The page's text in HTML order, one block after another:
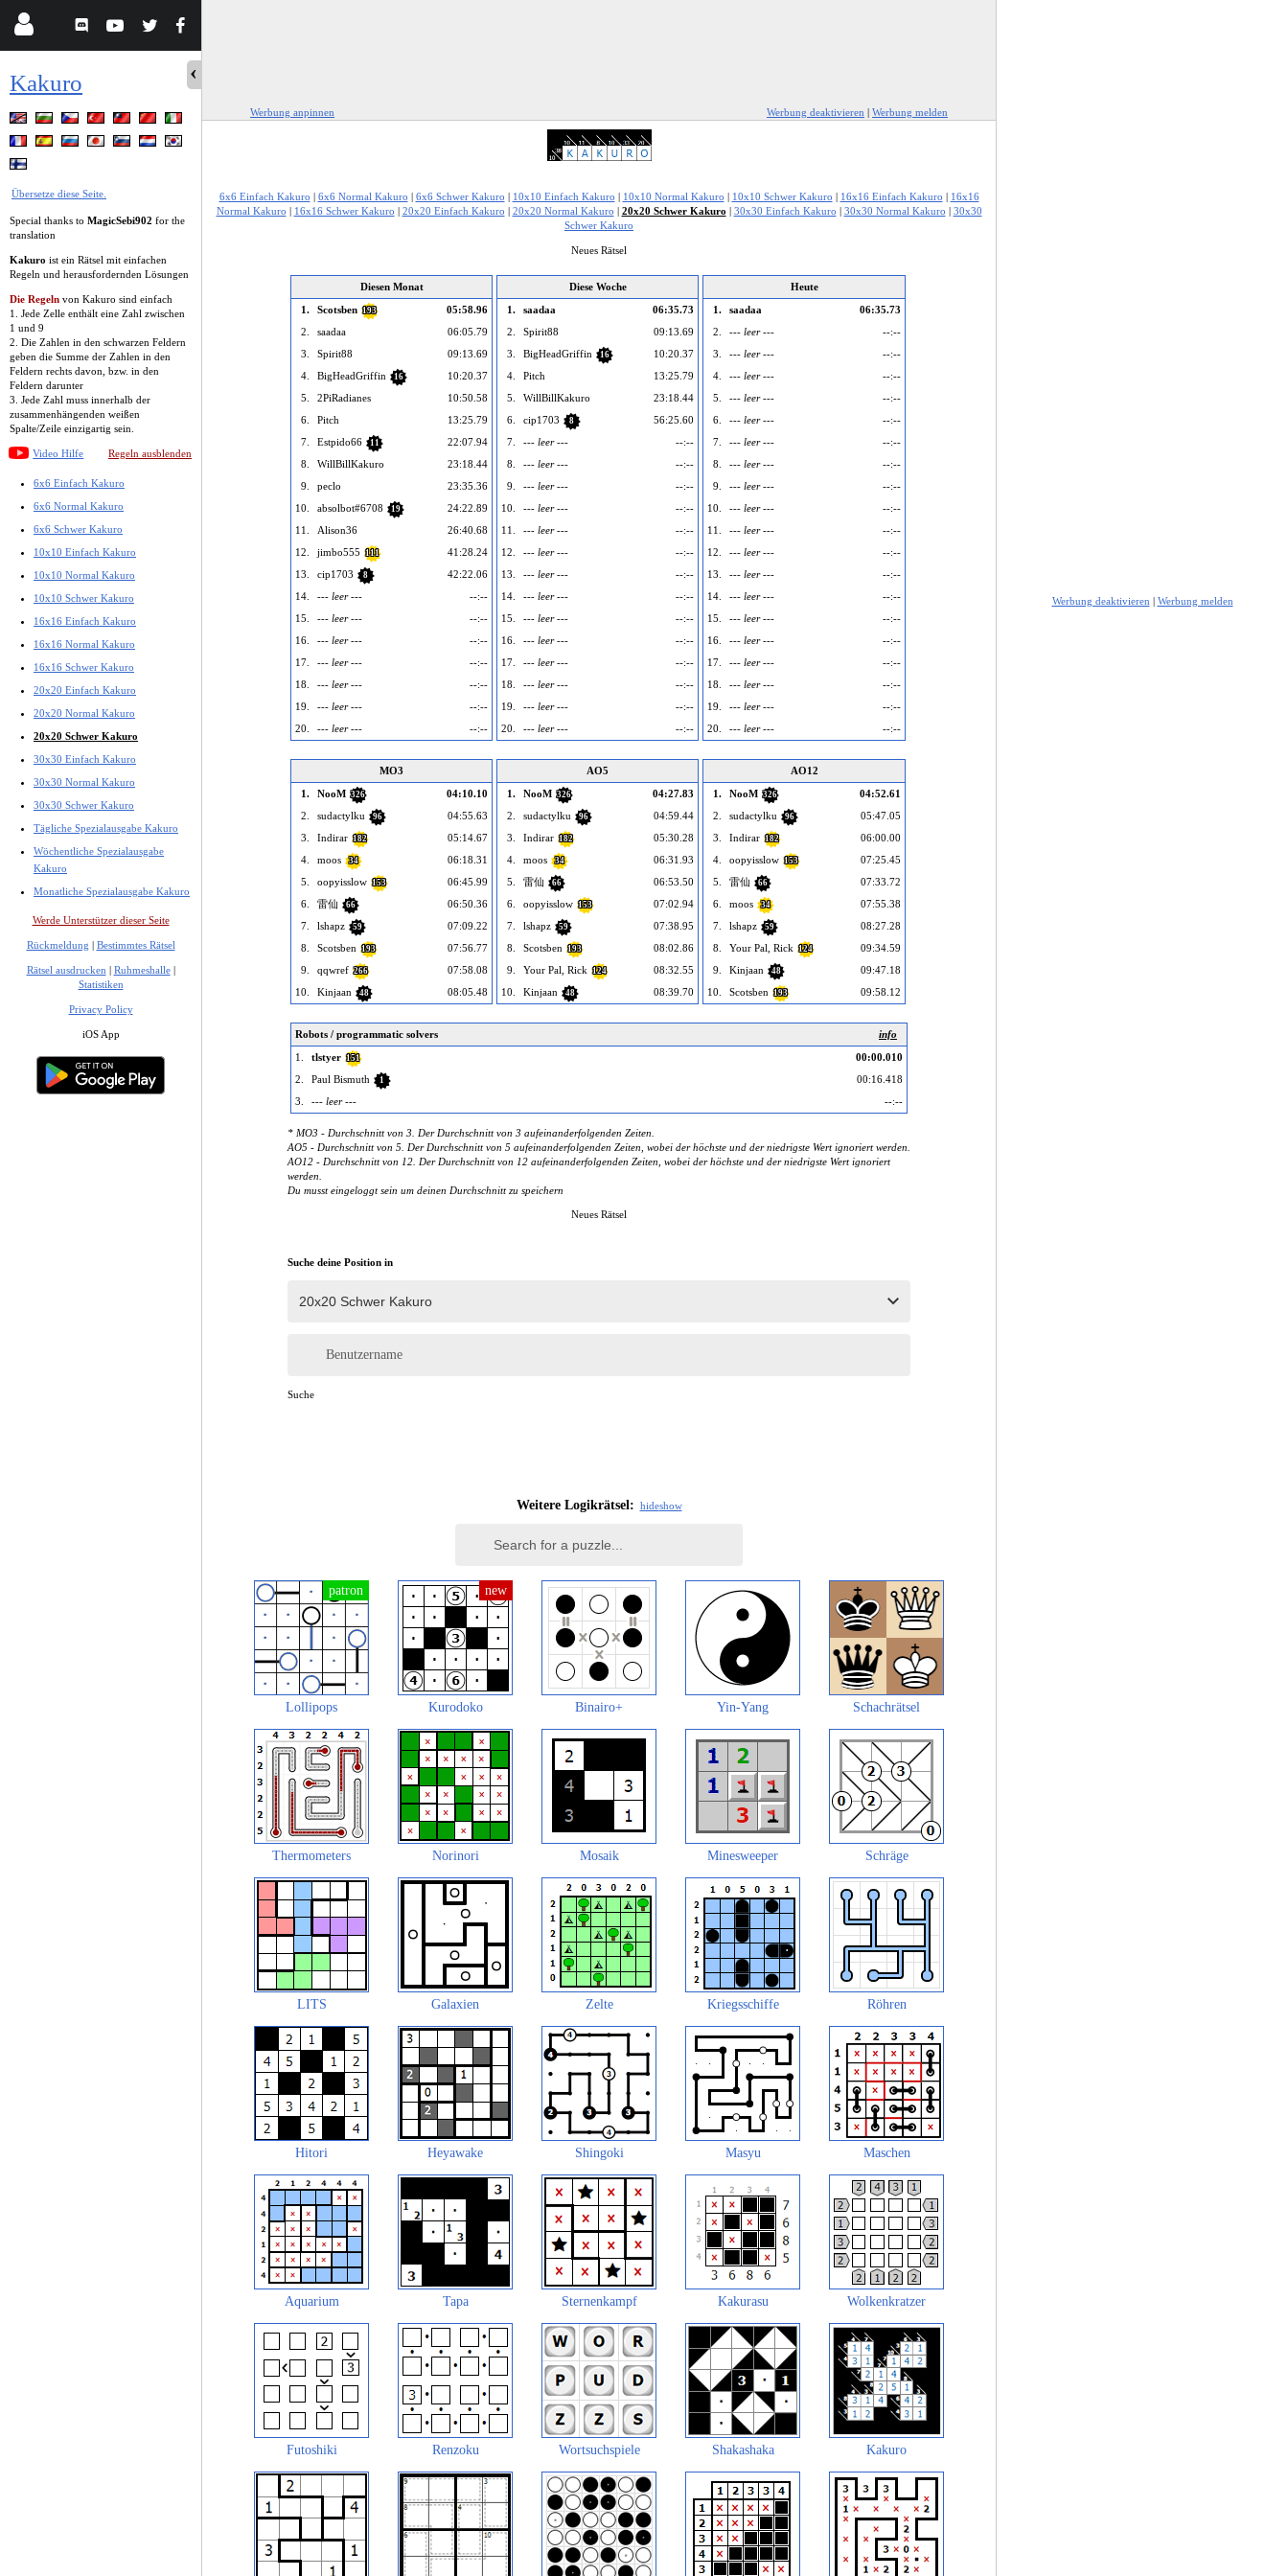
Kakuro
Übersetze diese Seite.
Special thanks to MagicSebi902 for the
translation
Kakuro ist ein Rätsel mit einfachen
Regeln und herausfordernden Lösungen
Die Regeln von Kakuro sind einfach
1. Jede Zelle enthält eine Zahl zwischen
1 und 9
2. Die Zahlen in den schwarzen Feldern
geben die Summe der Zahlen in den
Feldern rechts davon, bzw. in den
Feldern darunter
3. Jede Zahl muss innerhalb der
zusammenhängenden weißen
Spalte/Zeile einzigartig sein.
Video Hilfe Regeln ausblenden
6x6 Einfach Kakuro
6x6 Normal Kakuro
6x6 Schwer Kakuro
10x10 Einfach Kakuro
10x10 Normal Kakuro
10x10 Schwer Kakuro
16x16 Einfach Kakuro
16x16 Normal Kakuro
16x16 Schwer Kakuro
20x20 Einfach Kakuro
20x20 Normal Kakuro
20x20 Schwer Kakuro
30x30 Einfach Kakuro
30x30 Normal Kakuro
30x30 Schwer Kakuro
Tägliche Spezialausgabe Kakuro
Wöchentliche Spezialausgabe
Kakuro
Monatliche Spezialausgabe Kakuro
Werde Unterstützer dieser Seite
Rückmeldung | Bestimmtes Rätsel
Rätsel ausdrucken | Ruhmeshalle|
Statistiken
Privacy Policy
iOS App
Werbung anpinnen Werbung deaktivieren | Werbung melden
6x6 Einfach Kakuro | 6x6 Normal Kakuro | 6x6 Schwer Kakuro | 10x10 Einfach Kakuro | 10x10 Normal Kakuro | 10x10 Schwer Kakuro | 16x16 Einfach Kakuro | 16x16
Normal Kakuro | 16x16 Schwer Kakuro | 20x20 Einfach Kakuro | 20x20 Normal Kakuro | 20x20 Schwer Kakuro | 30x30 Einfach Kakuro | 30x30 Normal Kakuro | 30x30
Schwer Kakuro
Neues Rätsel
Diesen Monat
1.
Scotsben 193
05:58.96
2.
saadaa
06:05.79
3.
Spirit88
09:13.69
4.
BigHeadGriffin 16
10:20.37
5.
2PiRadianes
10:50.58
6.
Pitch
13:25.79
7.
Estpido66 11
22:07.94
8.
WillBillKakuro
23:18.44
9.
peclo
23:35.36
10.
absolbot#6708 19
24:22.89
11.
Alison36
26:40.68
12.
jimbo555 111
41:28.24
13.
cip1703 8
42:22.06
14.
--- leer ---
--:--
15.
--- leer ---
--:--
16.
--- leer ---
--:--
17.
--- leer ---
--:--
18.
--- leer ---
--:--
19.
--- leer ---
--:--
20.
--- leer --- --:--
Diese Woche
1.
saadaa
06:35.73
2.
Spirit88
09:13.69
3.
BigHeadGriffin 16
10:20.37
4.
Pitch
13:25.79
5.
WillBillKakuro
23:18.44
6.
cip1703 8
56:25.60
7.
--- leer ---
--:--
8.
--- leer ---
--:--
9.
--- leer ---
--:--
10.
--- leer ---
--:--
11.
--- leer ---
--:--
12.
--- leer ---
--:--
13.
--- leer ---
--:--
14.
--- leer ---
--:--
15.
--- leer ---
--:--
16.
--- leer ---
--:--
17.
--- leer ---
--:--
18.
--- leer ---
--:--
19.
--- leer ---
--:--
20.
--- leer --- --:--
Heute
1.
saadaa
06:35.73
2.
--- leer ---
--:--
3.
--- leer ---
--:--
4.
--- leer ---
--:--
5.
--- leer ---
--:--
6.
--- leer ---
--:--
7.
--- leer ---
--:--
8.
--- leer ---
--:--
9.
--- leer ---
--:--
10.
--- leer ---
--:--
11.
--- leer ---
--:--
12.
--- leer ---
--:--
13.
--- leer ---
--:--
14.
--- leer ---
--:--
15.
--- leer ---
--:--
16.
--- leer ---
--:--
17.
--- leer ---
--:--
18.
--- leer ---
--:--
19.
--- leer ---
--:--
20.
--- leer --- --:--
MO3
1.
NooM 326
04:10.10
2.
sudactylku 96
04:55.63
3.
Indirar 182
05:14.67
4.
moos 34
06:18.31
5.
oopyisslow 153
06:45.99
6.
雷仙 66
06:50.36
7.
lshapz 59
07:09.22
8.
Scotsben 193
07:56.77
9.
qqwref 266
07:58.08
10.
Kinjaan 48 08:05.48
AO5
1.
NooM 326
04:27.83
2.
sudactylku 96
04:59.44
3.
Indirar 182
05:30.28
4.
moos 34
06:31.93
5.
雷仙 66
06:53.50
6.
oopyisslow 153
07:02.94
7.
lshapz 59
07:38.95
8.
Scotsben 193
08:02.86
9.
Your Pal, Rick 124
08:32.55
10.
Kinjaan 48 08:39.70
AO12
1.
NooM 326
04:52.61
2.
sudactylku 96
05:47.05
3.
Indirar 182
06:00.00
4.
oopyisslow 153
07:25.45
5.
雷仙 66
07:33.72
6.
moos 34
07:55.38
7.
lshapz 59
08:27.28
8.
Your Pal, Rick 124
09:34.59
9.
Kinjaan 48
09:47.18
10.
Scotsben 193 09:58.12
Robots / programmatic solvers
info
1.
tlstyer 151
00:00.010
2.
Paul Bismuth 1
00:16.418
3.
--- leer --- --:--
* MO3 - Durchschnitt von 3. Der Durchschnitt von 3 aufeinanderfolgenden Zeiten.
AO5 - Durchschnitt von 5. Der Durchschnitt von 5 aufeinanderfolgenden Zeiten, wobei der höchste und der niedrigste Wert ignoriert werden.
AO12 - Durchschnitt von 12. Der Durchschnitt von 12 aufeinanderfolgenden Zeiten, wobei der höchste und der niedrigste Wert ignoriert
werden.
Du musst eingeloggt sein um deinen Durchschnitt zu speichern
Neues Rätsel
Suche deine Position in
Benutzername
Suche
Weitere Logikrätsel: hideshow
Lollipops Kurodoko Binairo+ Yin-Yang Schachrätsel
Thermometers Norinori Mosaik Minesweeper Schräge
LITS Galaxien Zelte Kriegsschiffe Röhren
Hitori Heyawake Shingoki Masyu Maschen
Aquarium Tapa Sternenkampf Kakurasu Wolkenkratzer
Futoshiki Renzoku Wortsuchspiele Shakashaka Kakuro
Werbung deaktivieren | Werbung melden